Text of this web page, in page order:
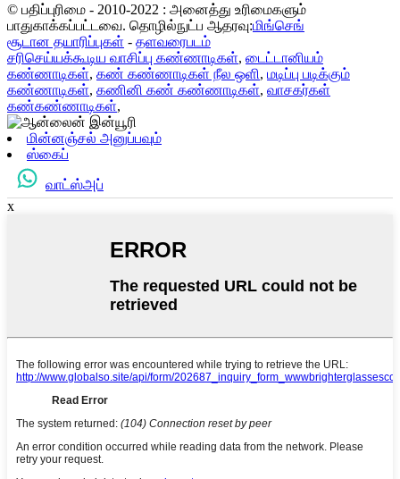
© பதிப்புரிமை - 2010-2022 : அனைத்து உரிமைகளும்
பாதுகாக்கப்பட்டவை. தொழில்நுட்ப ஆதரவு:மிங்செங்
சூடான தயாரிப்புகள் - தளவரைபடம்
சரிசெய்யக்கூடிய வாசிப்பு கண்ணாடிகள், டைட்டானியம்
கண்ணாடிகள், கண் கண்ணாடிகள் நீல ஒளி, மடிப்பு படிக்கும்
கண்ணாடிகள், கணினி கண் கண்ணாடிகள், வாசகர்கள்
கண்கண்ணாடிகள்,
மின்னஞ்சல் அனுப்பவும்
ஸ்கைப்
வாட்ஸ்அப்
x